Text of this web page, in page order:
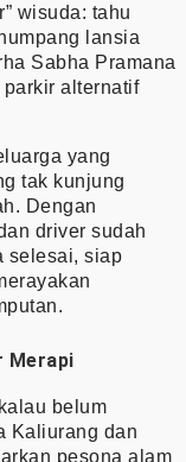
wisuda: tahu
lansia
Sabha Pramana
alternatif
yang
tak kunjung
Dengan
driver sudah
selesai, siap
Merapi
belum
Kaliurang dan
pesona alam